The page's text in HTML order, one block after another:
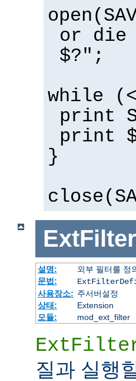
or die
$?";
while
print
print
}
설명:
외부 필터를 정
문법:
사용장소: 주서버설정
상태:
Extension
모듈:
mod_ext_filter
질과 실행